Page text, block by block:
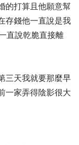
的打算且他願意幫
存錢他一直說是我
直說乾脆直接離
三天我就要那麼早
一家弄得陰影很大